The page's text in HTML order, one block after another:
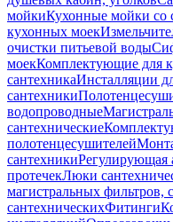
мойкиКухонные мойки со
кухонных моек
очистки питьевой воды
моекКомплектующие для
сантехникаИнсталляции
сантехники
водопроводные
сантехнические
полотенцесушителей
сантехникиРегулирующая
протечекЛюки
магистральных фильтров,
сантехническихФитинги